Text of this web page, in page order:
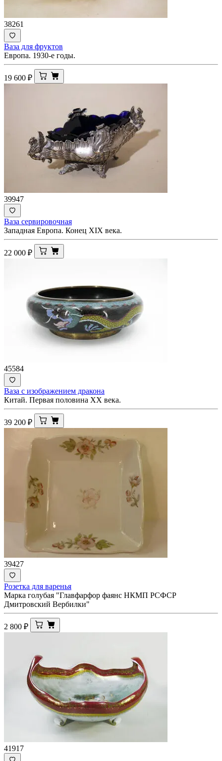
38261
Ваза для фруктов
Европа. 1930-е годы.
19 600 ₽
39947
Ваза сервировочная
Западная Европа. Конец XIX века.
22 000 ₽
45584
Ваза с изображением дракона
Китай. Первая половина ХХ века.
39 200 ₽
39427
Розетка для варенья
Марка голубая "Главфарфор фаянс НКМП РСФСР
Дмитровский Вербилки"
2 800 ₽
41917